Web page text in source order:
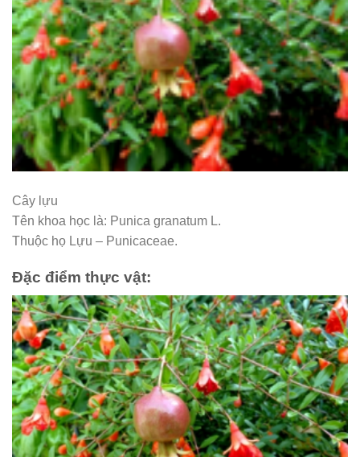
Cây lựu
Tên khoa học là: Punica granatum L.
Thuộc họ Lựu – Punicaceae.
Đặc điểm thực vật: